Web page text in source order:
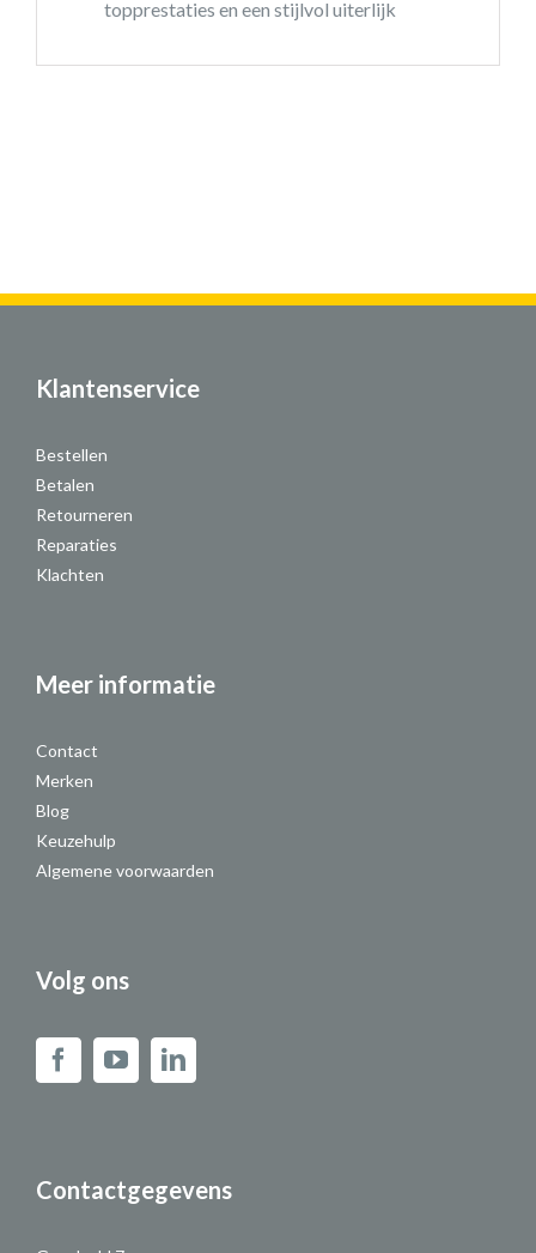
topprestaties en een stijlvol uiterlijk
Klantenservice
Bestellen
Betalen
Retourneren
Reparaties
Klachten
Meer informatie
Contact
Merken
Blog
Keuzehulp
Algemene voorwaarden
Volg ons
Contactgegevens